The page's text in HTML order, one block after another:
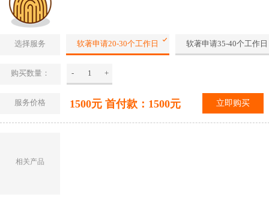
选择服务 软著申请20-30个工作日 软著申请35-40个工作日
购买数量： - +
服务价格 1500元 首付款：1500元 立即购买
相关产品